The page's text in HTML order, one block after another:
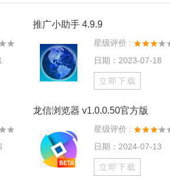
推广小助手 4.9.9
星级评价 :
日期：2023-07-18
立即下载
龙信浏览器 v1.0.0.50官方版
星级评价 :
日期：2024-07-13
立即下载